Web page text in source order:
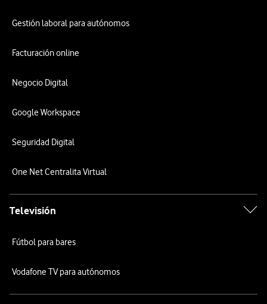
Gestión laboral para autónomos
Facturación online
Negocio Digital
Google Workspace
Seguridad Digital
One Net Centralita Virtual
Televisión
Fútbol para bares
Vodafone TV para autónomos